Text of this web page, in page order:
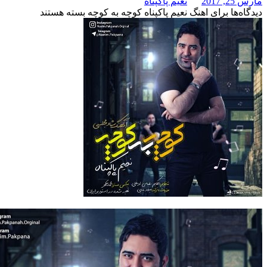
برای اهنگ نعیم پاکپناه کوچه به کوچهبسته هستند